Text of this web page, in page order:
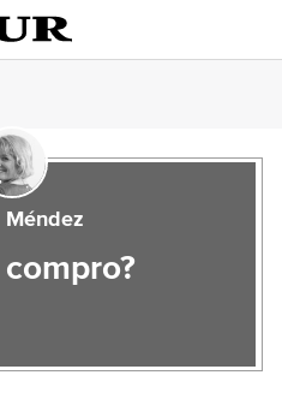
Méndez
compro?